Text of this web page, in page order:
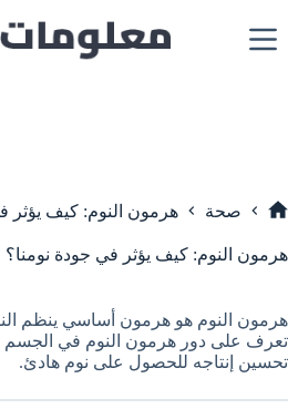
إلى
المحتوى
صحة هرمون النوم: كيف يؤثر
هرمون النوم: كيف يؤثر في جودة نومنا؟
هرمون النوم هو هرمون أساسي ينظم
تعرف على دور هرمون النوم في الجسم
تحسين إنتاجه للحصول على نوم هادئ.